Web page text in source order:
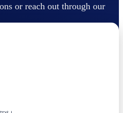
or reach out through our